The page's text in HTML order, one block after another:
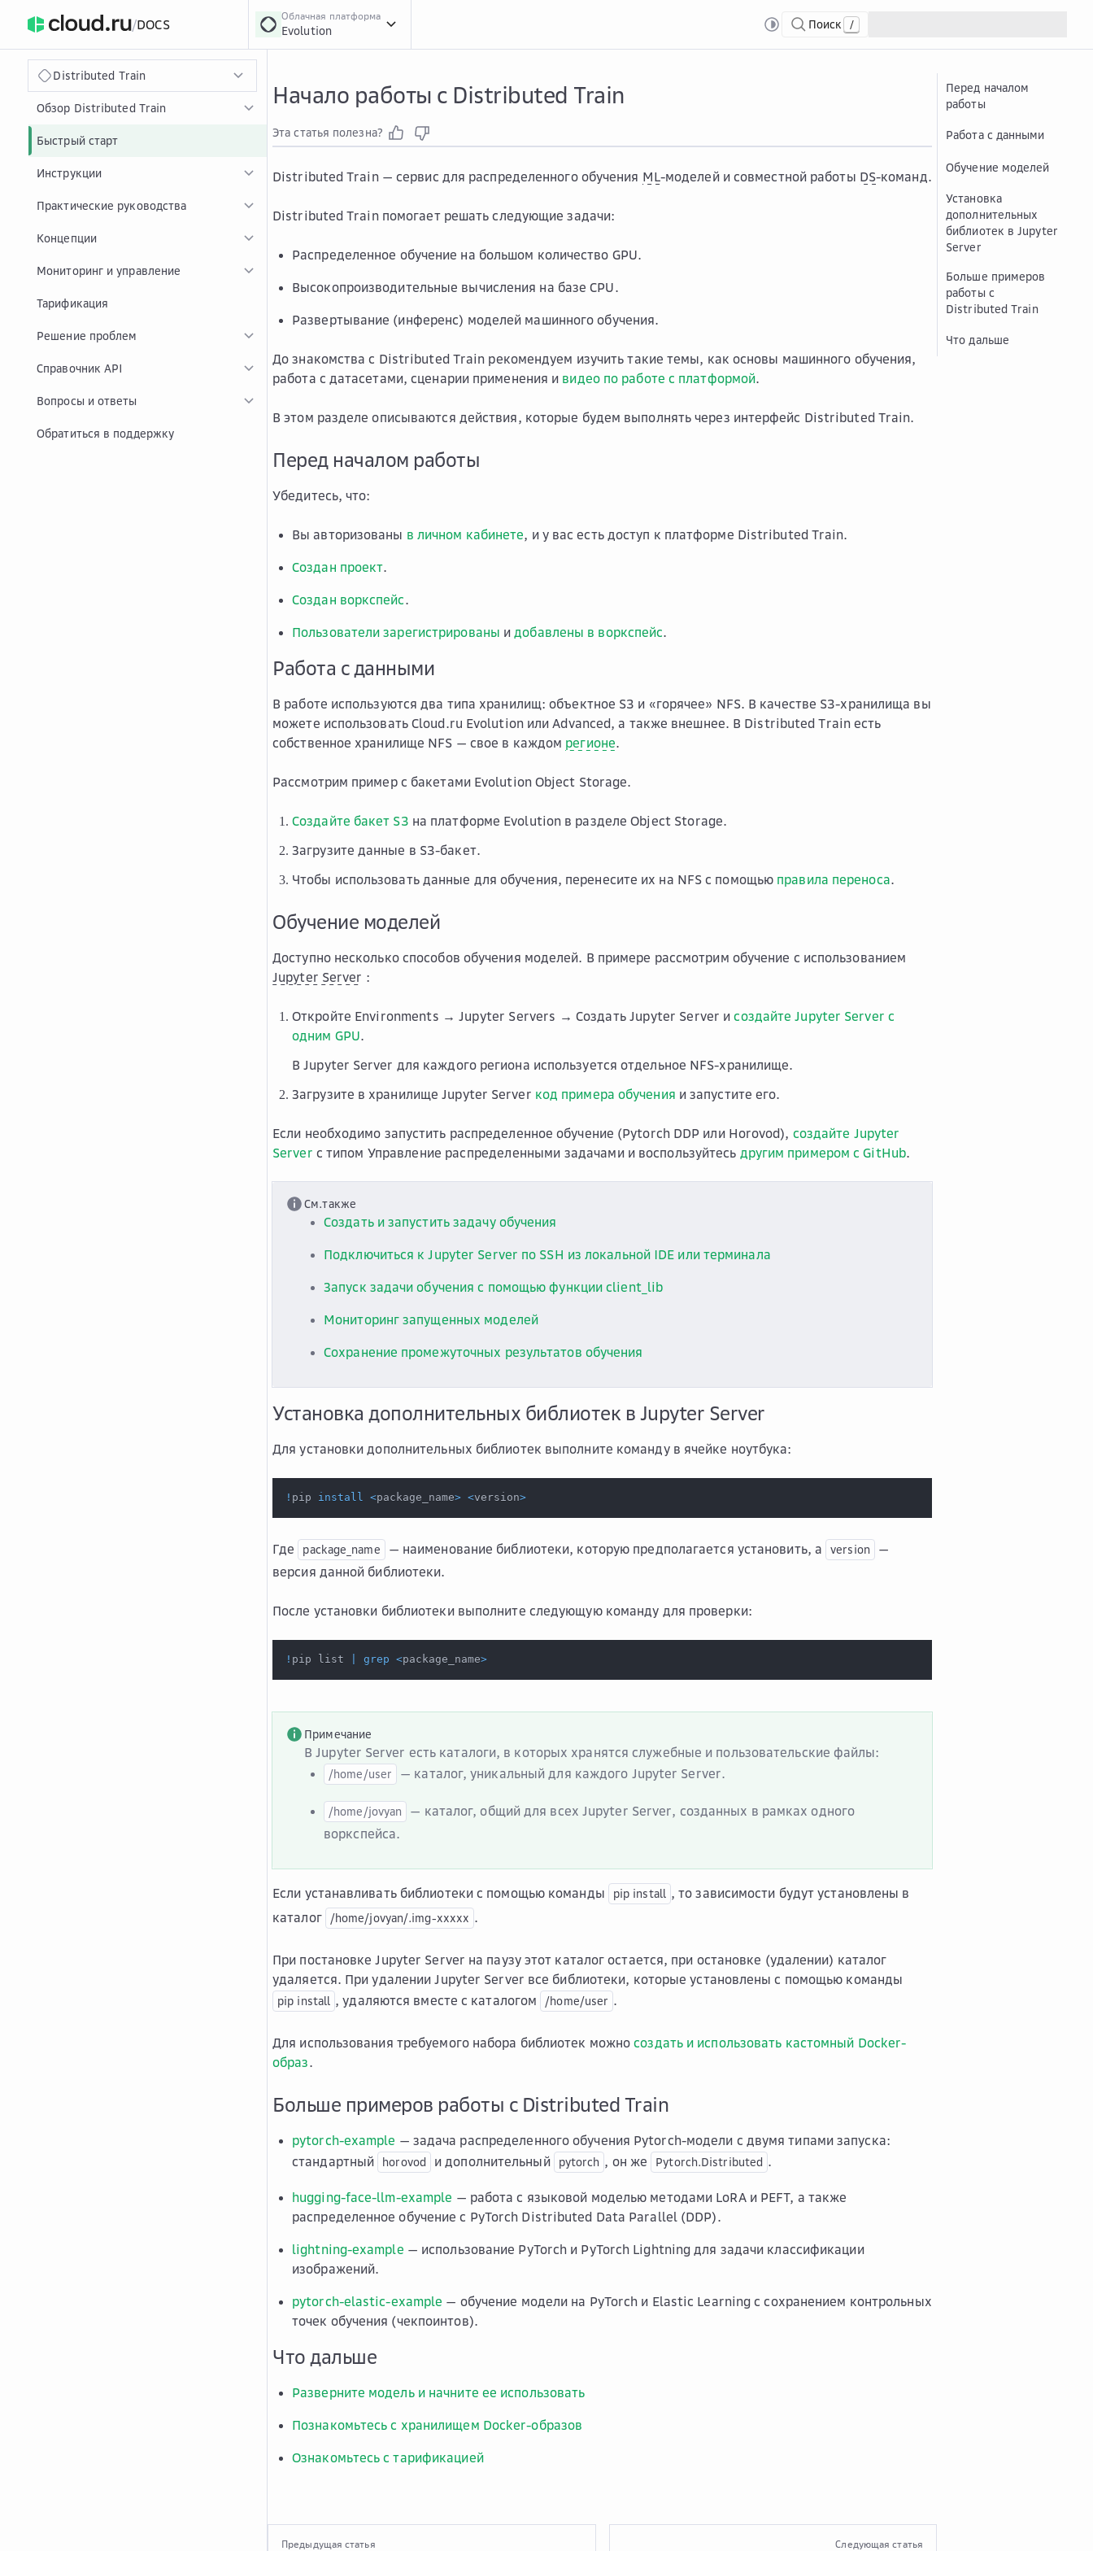
/DOCS
Облачная платформа
Evolution Поиск /
Distributed Train
Обзор Distributed Train
Быстрый старт
Инструкции
Практические руководства
Концепции
Мониторинг и управление
Тарификация
Решение проблем
Справочник API
Вопросы и ответы
Обратиться в поддержку
Начало работы с Distributed Train
Эта статья полезна?
Distributed Train — сервис для распределенного обучения ML-моделей и совместной работы DS-команд.
Distributed Train помогает решать следующие задачи:
Распределенное обучение на большом количество GPU.
Высокопроизводительные вычисления на базе CPU.
Развертывание (инференс) моделей машинного обучения.
До знакомства с Distributed Train рекомендуем изучить такие темы, как основы машинного обучения,
работа с датасетами, сценарии применения и видео по работе с платформой.
В этом разделе описываются действия, которые будем выполнять через интерфейс Distributed Train.
Перед началом работы
Убедитесь, что:
Вы авторизованы в личном кабинете, и у вас есть доступ к платформе Distributed Train.
Создан проект.
Создан воркспейс.
Пользователи зарегистрированы идобавлены в воркспейс.
Работа с данными
В работе используются два типа хранилищ: объектное S3 и «горячее» NFS. В качестве S3-хранилища вы
можете использовать Cloud.ru Evolution или Advanced, а также внешнее. В Distributed Train есть
собственное хранилище NFS — свое в каждом регионе.
Рассмотрим пример с бакетами Evolution Object Storage.
Создайте бакет S3 на платформе Evolution в разделеObject Storage.
Загрузите данные в S3-бакет.
Чтобы использовать данные для обучения, перенесите их на NFS с помощью правила переноса.
Обучение моделей
Доступно несколько способов обучения моделей. В примере рассмотрим обучение с использованием
Jupyter Server :
Откройте Environments → Jupyter Servers → Создать Jupyter Server исоздайте Jupyter Server с
одним GPU.
В Jupyter Server для каждого региона используется отдельное NFS-хранилище.
Загрузите в хранилище Jupyter Server код примера обучения и запустите его.
Если необходимо запустить распределенное обучение (Pytorch DDP или Horovod), создайте Jupyter
Server с типом Управление распределенными задачамии воспользуйтесь другим примером с GitHub.
См.также
Создать и запустить задачу обучения
Подключиться к Jupyter Server по SSH из локальной IDE или терминала
Запуск задачи обучения c помощью функции client_lib
Мониторинг запущенных моделей
Сохранение промежуточных результатов обучения
Установка дополнительных библиотек в Jupyter Server
Для установки дополнительных библиотек выполните команду в ячейке ноутбука:
! pip install <package_name> <version>
Где package_name — наименование библиотеки, которую предполагается установить, а version
—
версия данной библиотеки.
После установки библиотеки выполните следующую команду для проверки:
! pip list grep <package_name>
Примечание
В Jupyter Server есть каталоги, в которых хранятся служебные и пользовательские файлы:
/home/user — каталог, уникальный для каждого Jupyter Server.
/home/jovyan
— каталог, общий для всех Jupyter Server, созданных в рамках одного
воркспейса.
Если устанавливать библиотеки с помощью команды pip install , то зависимости будут установлены в
каталог
/home/jovyan/.img-xxxxx .
При постановке Jupyter Server на паузу этот каталог остается, при остановке (удалении) каталог
удаляется. При удалении Jupyter Server все библиотеки, которые установлены с помощью команды
pip install , удаляются вместе с каталогом /home/user .
Для использования требуемого набора библиотек можносоздать и использовать кастомный Docker-
образ.
Больше примеров работы с Distributed Train
pytorch-example — задача распределенного обучения Pytorch-модели с двумя типами запуска:
стандартный
horovod и дополнительный pytorch , он же Pytorch.Distributed .
hugging-face-llm-example — работа с языковой моделью методами LoRA и PEFT, а также
распределенное обучение с PyTorch Distributed Data Parallel (DDP).
lightning-example — использование PyTorch и PyTorch Lightning для задачи классификации
изображений.
pytorch-elastic-example — обучение модели на PyTorch и Elastic Learning с сохранением контрольных
точек обучения (чекпоинтов).
Что дальше
Разверните модель и начните ее использовать
Познакомьтесь с хранилищем Docker-образов
Ознакомьтесь с тарификацией
Предыдущая статья Следующая статья
Перед началом
работы
Работа с данными
Обучение моделей
Установка
дополнительных
библиотек в Jupyter
Server
Больше примеров
работы с
Distributed Train
Что дальше